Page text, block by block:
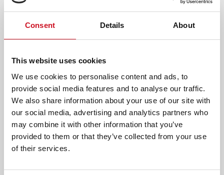
Consent Details About
This website uses cookies
We use cookies to personalise content and ads, to
provide social media features and to analyse our traffic.
We also share information about your use of our site with
our social media, advertising and analytics partners who
may combine it with other information that you’ve
provided to them or that they’ve collected from your use
of their services.
AFDRUKKEN DELEN
Klik hier om aan te melden.
LEES OOK
ERVARINGSVERHALEN